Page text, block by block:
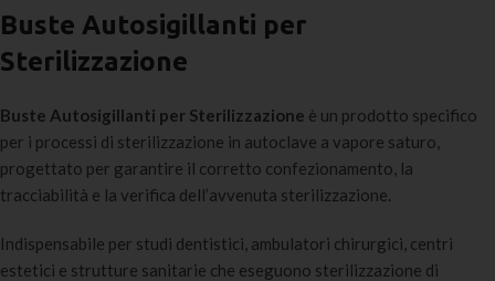
Buste Autosigillanti per
Sterilizzazione
Buste Autosigillanti per Sterilizzazione è un prodotto specifico
per i processi di sterilizzazione in autoclave a vapore saturo,
progettato per garantire il corretto confezionamento, la
tracciabilità e la verifica dell’avvenuta sterilizzazione.
Indispensabile per studi dentistici, ambulatori chirurgici, centri
estetici e strutture sanitarie che eseguono sterilizzazione di